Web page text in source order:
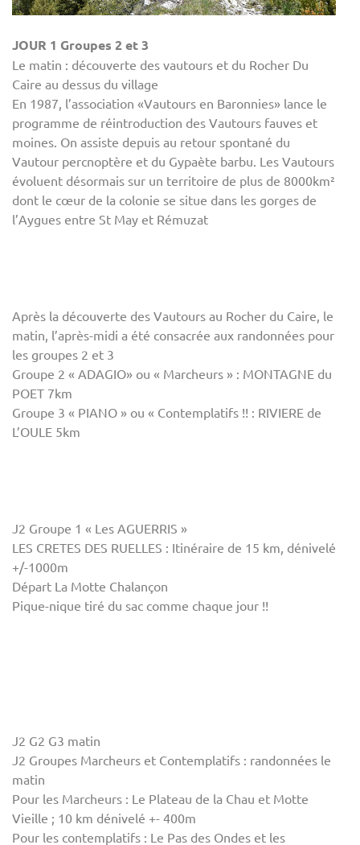
JOUR 1 Groupes 2 et 3
Le matin : découverte des vautours et du Rocher Du
Caire au dessus du village
En 1987, l’association «Vautours en Baronnies» lance le
programme de réintroduction des Vautours fauves et
moines. On assiste depuis au retour spontané du
Vautour percnoptère et du Gypaète barbu. Les Vautours
évoluent désormais sur un territoire de plus de 8000km²
dont le cœur de la colonie se situe dans les gorges de
l’Aygues entre St May et Rémuzat
Après la découverte des Vautours au Rocher du Caire, le
matin, l’après-midi a été consacrée aux randonnées pour
les groupes 2 et 3
Groupe 2 « ADAGIO» ou « Marcheurs » : MONTAGNE du
POET 7km
Groupe 3 « PIANO » ou « Contemplatifs !! : RIVIERE de
L’OULE 5km
J2 Groupe 1 « Les AGUERRIS »
LES CRETES DES RUELLES : Itinéraire de 15 km, dénivelé
+/-1000m
Départ La Motte Chalançon
Pique-nique tiré du sac comme chaque jour !!
J2 G2 G3 matin
J2 Groupes Marcheurs et Contemplatifs : randonnées le
matin
Pour les Marcheurs : Le Plateau de la Chau et Motte
Vieille ; 10 km dénivelé +- 400m
Pour les contemplatifs : Le Pas des Ondes et les